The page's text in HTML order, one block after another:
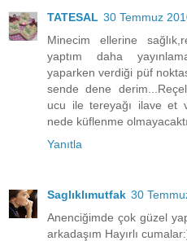
TATESAL 30 Temmuz
Minecim ellerine
yaptım daha
yaparken verdiği püf
sende dene
ucu ile tereyağı ilave et
nede küflenme
Yanıtla
Saglıklımutfak 30
Anenciğimde çok güzel
arkadaşım Hayırlı